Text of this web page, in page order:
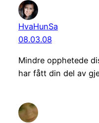
HvaHunSa
08.03.08
Mindre opphetede
har fått din del av